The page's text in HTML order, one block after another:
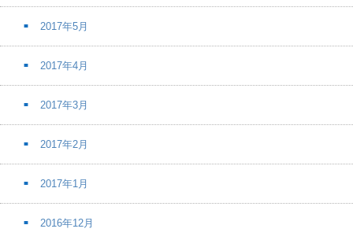
2017年5月
2017年4月
2017年3月
2017年2月
2017年1月
2016年12月